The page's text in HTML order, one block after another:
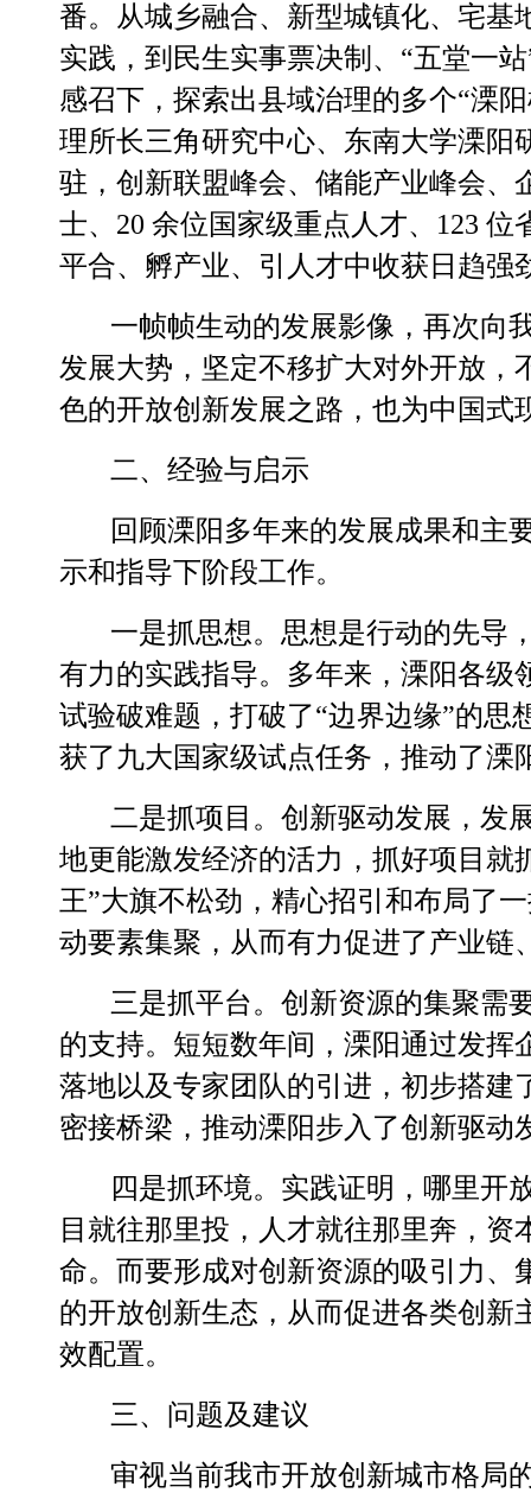
番。从城乡融合、新型城镇化、宅
实践，到民生实事票决制、“五堂一
感召下，探索出县域治理的多个“溧
理所长三角研究中心、东南大学溧阳
驻，创新联盟峰会、储能产业峰会、
士、20 余位国家级重点人才、123
平合、孵产业、引人才中收获日趋强
一帧帧生动的发展影像，再次向
发展大势，坚定不移扩大对外开放
色的开放创新发展之路，也为中国式
二、经验与启示
回顾溧阳多年来的发展成果和主
示和指导下阶段工作。
一是抓思想。 思想是行动的先导
有力的实践指导。多年来，溧阳各级
试验破难题，打破了“边界边缘”的思
获了九大国家级试点任务，推动了溧
二是抓项目。 创新驱动发展，发
地更能激发经济的活力，抓好项目就
王”大旗不松劲，精心招引和布局了
动要素集聚，从而有力促进了产业链
三是抓平台。 创新资源的集聚需
的支持。短短数年间，溧阳通过发
落地以及专家团队的引进，初步搭建
密接桥梁，推动溧阳步入了创新驱动
四是抓环境。 实践证明，哪里开
目就往那里投，人才就往那里奔，
命。而要形成对创新资源的吸引力、
的开放创新生态，从而促进各类创
效配置。
三、问题及建议
审视当前我市开放创新城市格局